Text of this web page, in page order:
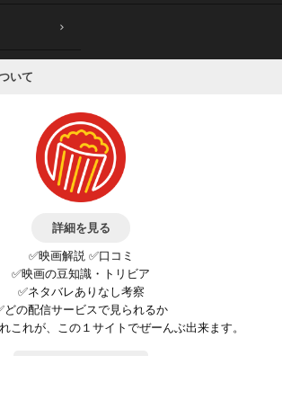
いて
詳細を見る
✅映画解説 ✅口コミ
✅映画の豆知識・トリビア
✅ネタバレありなし考察
どの配信サービスで見られるか
これが、この１サイトでぜーんぶ出来ます。